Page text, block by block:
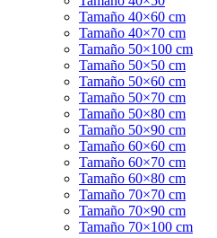
Tamaño 40×60 cm
Tamaño 40×70 cm
Tamaño 50×100 cm
Tamaño 50×50 cm
Tamaño 50×60 cm
Tamaño 50×70 cm
Tamaño 50×80 cm
Tamaño 50×90 cm
Tamaño 60×60 cm
Tamaño 60×70 cm
Tamaño 60×80 cm
Tamaño 70×70 cm
Tamaño 70×90 cm
Tamaño 70×100 cm